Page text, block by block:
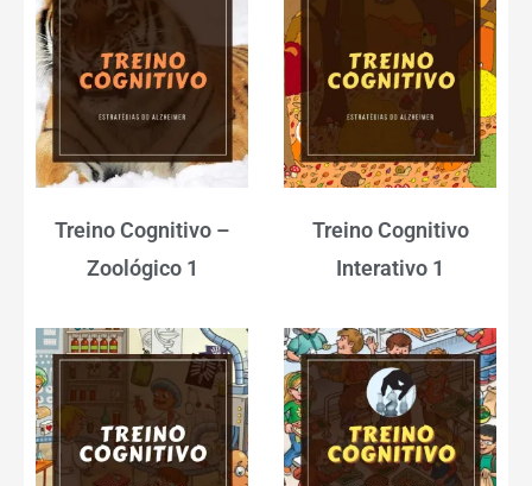
Treino Cognitivo –
Zoológico 1
Treino Cognitivo
Interativo 1